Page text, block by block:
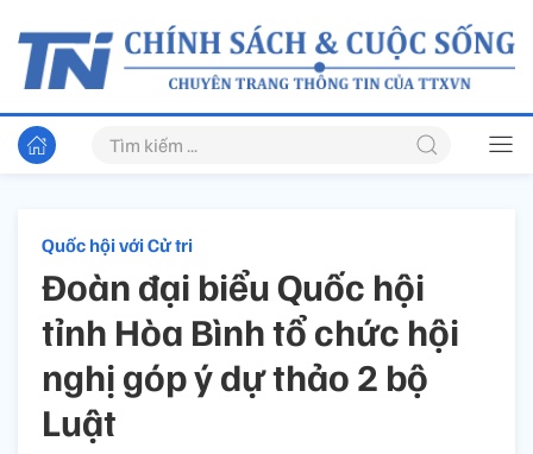
Quốc hội với Cử tri
Đoàn đại biểu Quốc hội
tỉnh Hòa Bình tổ chức hội
nghị góp ý dự thảo 2 bộ
Luật